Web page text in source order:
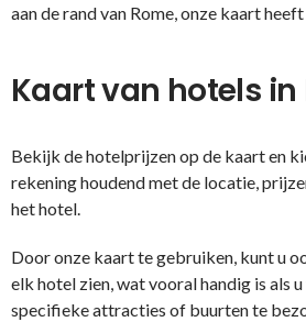
aan de rand van Rome, onze kaart
Kaart van hotels in
Bekijk de hotelprijzen op de kaart en
rekening houdend met de locatie,
het hotel.
Door onze kaart te gebruiken, kunt u
elk hotel zien, wat vooral handig is als
specifieke attracties of buurten te